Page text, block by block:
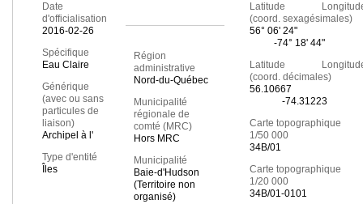
Date
d'officialisation
2016-02-26
Spécifique
Eau Claire
Générique
(avec ou sans
particules de
liaison)
Archipel à l'
Type d'entité
Îles
Région
administrative
Nord-du-Québec
Municipalité
régionale de
comté (MRC)
Hors MRC
Municipalité
Baie-d'Hudson
(Territoire non
organisé)
Latitude
(coord. sexagésimales)
56° 06' 24"
-74° 18' 44"
Latitude
(coord. décimales)
56.10667
-74.31223
Carte topographique
1/50 000
34B/01
Carte topographique
1/20 000
34B/01-0101